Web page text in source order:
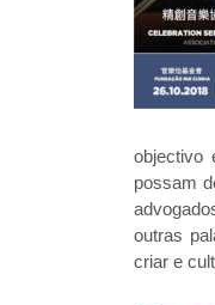
objectivo
possam
outras
criar e